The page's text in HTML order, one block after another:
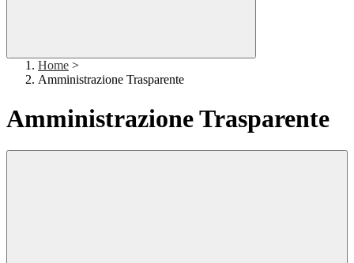
Home >
Amministrazione Trasparente
Amministrazione Trasparente